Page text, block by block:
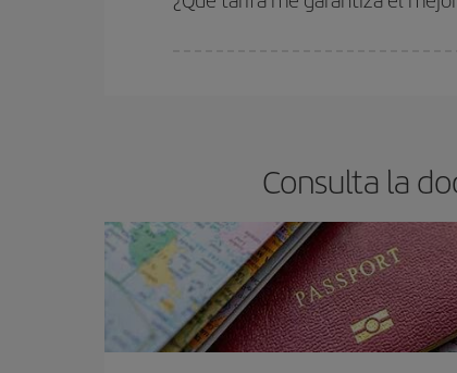
Consulta la